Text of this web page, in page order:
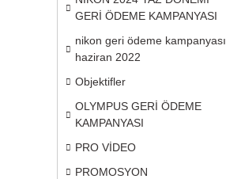
GERİ ÖDEME KAMPANYASI
nikon geri ödeme kampanyası
haziran 2022
Objektifler
OLYMPUS GERİ ÖDEME
KAMPANYASI
PRO VİDEO
PROMOSYON